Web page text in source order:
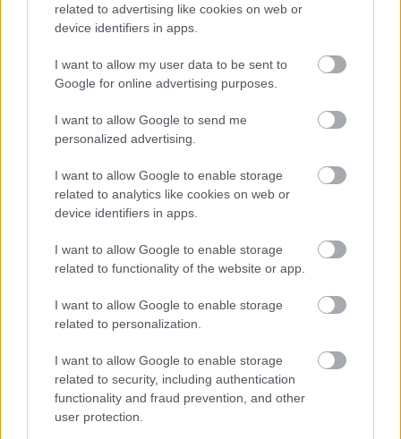
related to advertising like cookies on web or
device identifiers in apps.
I want to allow my user data to be sent to
Google for online advertising purposes.
I want to allow Google to send me
personalized advertising.
I want to allow Google to enable storage
related to analytics like cookies on web or
device identifiers in apps.
I want to allow Google to enable storage
related to functionality of the website or app.
I want to allow Google to enable storage
related to personalization.
I want to allow Google to enable storage
related to security, including authentication
functionality and fraud prevention, and other
user protection.
Címkék: film